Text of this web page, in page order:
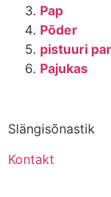
Pap
Põder
pistuuri
Pajukas
Slängisõnastik
Kontakt